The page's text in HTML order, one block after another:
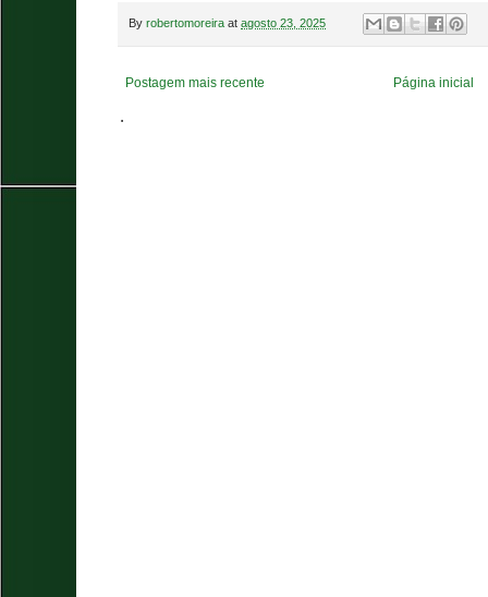
By robertomoreira at agosto 23, 2025
Postagem mais recente Página inicial
.